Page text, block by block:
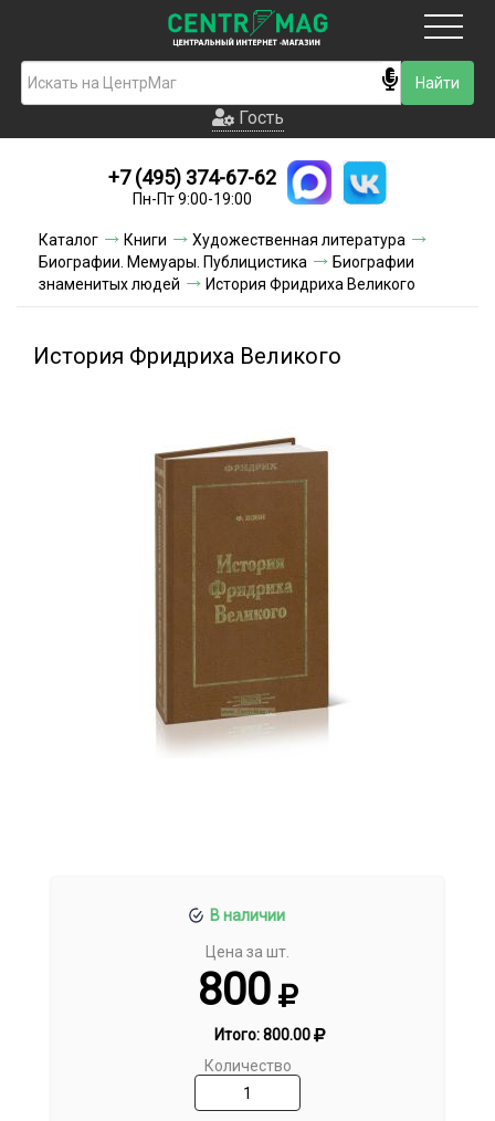
Гость
Новинки
Условия доставки
Условия оплаты
Гость
+7 (495) 374-67-62
Пн-Пт 9:00-19:00
Каталог Книги
Художественная литература
Биографии. Мемуары. Публицистика
Биографии
знаменитых людей
История Фридриха Великого
История Фридриха Великого
В наличии
Цена за шт.
800
Итого:800.00
Количество